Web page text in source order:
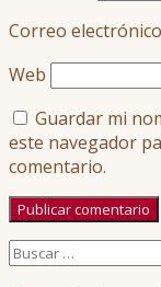
Correo electrónico
Web
Guardar mi
este navegador
comentario.
Buscar: